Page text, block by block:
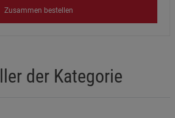
Zusammen bestellen
der Kategorie